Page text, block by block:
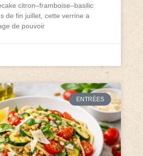
citron–framboise–basilic
de fin juillet, cette verrine a
de pouvoir
ENTRÉES